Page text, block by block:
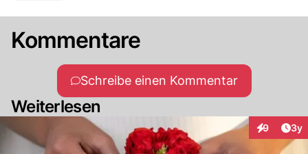
Kommentare
Schreibe einen Kommentar
Weiterlesen
9 3y